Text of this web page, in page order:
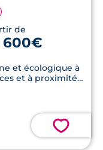
de
600€
et écologique à
et à proximité
💗